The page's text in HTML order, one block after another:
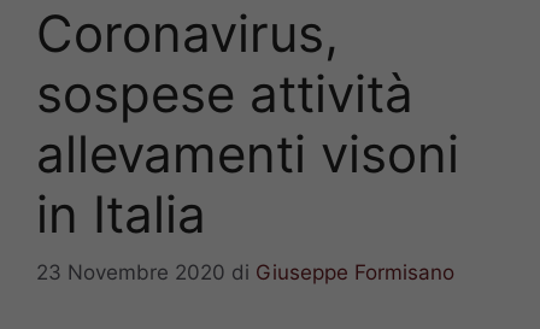
Coronavirus,
sospese attività
allevamenti visoni
in Italia
23 Novembre 2020 di Giuseppe Formisano